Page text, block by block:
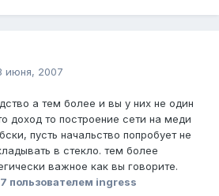
июня, 2007
а тем более и вы у них не один
доход то построение сети на меди
пусть начальство попробует не
в стекло. тем более
важное как вы говорите.
пользователем ingress